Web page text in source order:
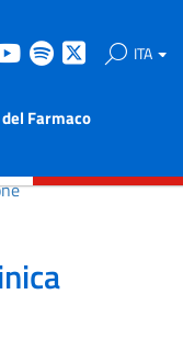
Youtube
Spotify ITA
Farmaco